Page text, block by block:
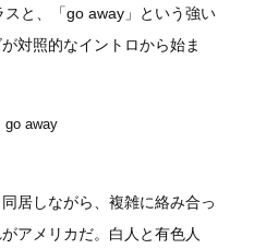
と、「go away」という強い
対照的なイントロから始ま
go away
居しながら、複雑に絡み合っ
アメリカだ。白人と有色人